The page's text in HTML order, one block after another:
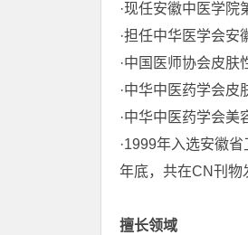
·现任安徽中医学
·担任中华医学会安
·中国医师协会皮肤
·中华中医药学会皮
·中华中医药学会美
·1999年入选安徽
年底，共在CN刊物
擅长领域